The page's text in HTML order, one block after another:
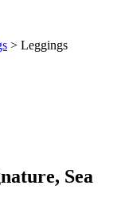
> Leggings
Sea